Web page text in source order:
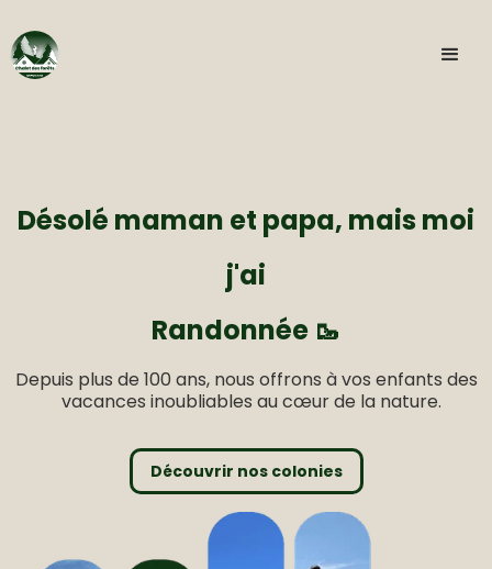
Désolé maman et papa, mais moi
j'ai
Randonnée 🥾
VTT 🚵
Bivouac 🏕️
Rafting 🚣
Canyoning 🧗
Depuis plus de 100 ans, nous offrons à vos enfants des
vacances inoubliables au cœur de la nature.
Découvrir nos colonies